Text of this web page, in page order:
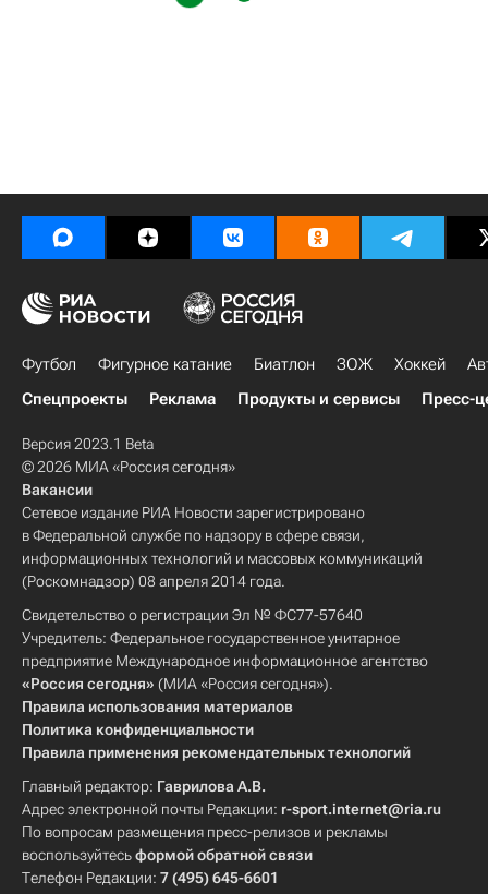
Футбол Фигурное катание Биатлон ЗОЖ Хоккей
Спецпроекты
Реклама Продукты и сервисы Пресс-
Версия 2023.1 Beta
© 2026 МИА «Россия сегодня»
Вакансии
Сетевое издание РИА Новости зарегистрировано
в Федеральной службе по надзору в сфере связи,
информационных технологий и массовых коммуникаций
(Роскомнадзор) 08 апреля 2014 года.
Свидетельство о регистрации Эл № ФС77-57640
Учредитель: Федеральное государственное унитарное
предприятие Международное информационное агентство
«Россия сегодня» (МИА «Россия сегодня»).
Правила использования материалов
Политика конфиденциальности
Правила применения рекомендательных технологий
Главный редактор: Гаврилова А.В.
Адрес электронной почты Редакции: r-sport.internet@ria.ru
По вопросам размещения пресс-релизов и рекламы
воспользуйтесьформой обратной связи
Телефон Редакции: 7 (495) 645-6601